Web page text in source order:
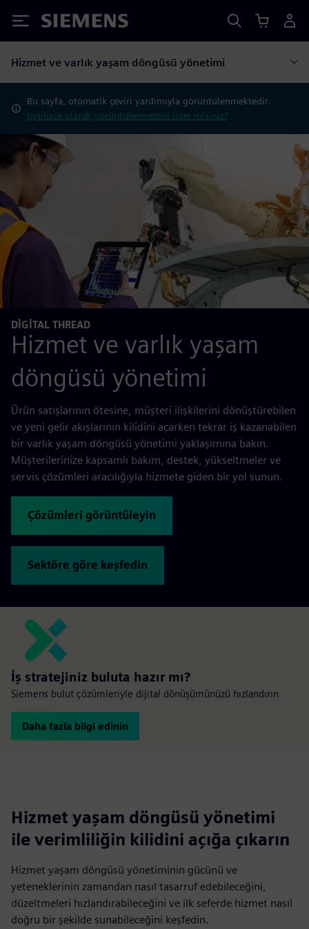
Siemens
Hizmet ve varlık yaşam döngüsü yönetimi
Bu sayfa, otomatik çeviri yardımıyla görüntülenmektedir.
İngilizce olarak görüntülenmesini ister misiniz?
DIGITAL THREAD
Hizmet ve varlık yaşam
döngüsü yönetimi
Ürün satışlarının ötesine, müşteri ilişkilerini dönüştürebilen
ve yeni gelir akışlarının kilidini açarken tekrar iş kazanabilen
bir varlık yaşam döngüsü yönetimi yaklaşımına bakın.
Müşterilerinize kapsamlı bakım, destek, yükseltmeler ve
servis çözümleri aracılığıyla hizmete giden bir yol sunun.
Çözümleri görüntüleyin
Sektöre göre keşfedin
İş stratejiniz buluta hazır mı?
Siemens bulut çözümleriyle dijital dönüşümünüzü hızlandırın
Daha fazla bilgi edinin
Hizmet yaşam döngüsü yönetimi
ile verimliliğin kilidini açığa çıkarın
Hizmet yaşam döngüsü yönetiminin gücünü ve
yeteneklerinin zamandan nasıl tasarruf edebileceğini,
düzeltmeleri hızlandırabileceğini ve ilk seferde hizmet nasıl
doğru bir şekilde sunabileceğini keşfedin.